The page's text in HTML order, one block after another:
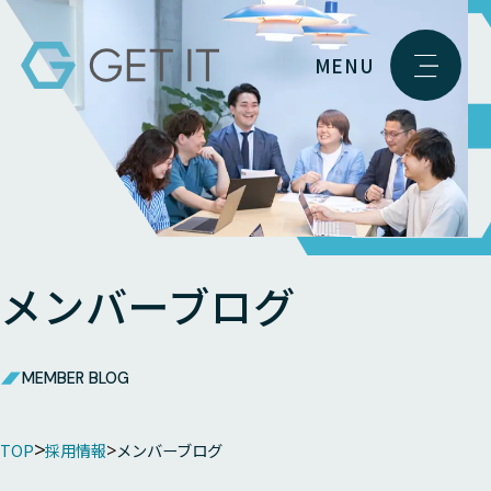
MENU
メンバーブログ
MEMBER BLOG
TOP 採用情報 メンバーブログ